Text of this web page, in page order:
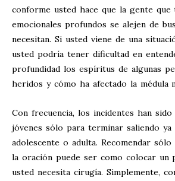
conforme usted hace que la gente que
emocionales profundos se alejen de
necesitan. Si usted viene de una
usted podría tener dificultad en
profundidad los espíritus de algunas
heridos y cómo ha afectado la médula
Con frecuencia, los incidentes han
jóvenes sólo para terminar saliendo ya
adolescente o adulta. Recomendar
la oración puede ser como colocar un
usted necesita cirugía. Simplemente,